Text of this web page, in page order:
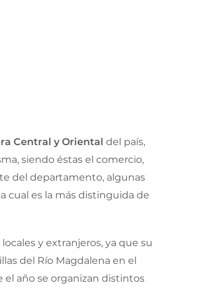
Central y Oriental del país,
siendo éstas el comercio,
del departamento, algunas
cual es la más distinguida de
y extranjeros, ya que su
del Río Magdalena en el
el año se organizan distintos